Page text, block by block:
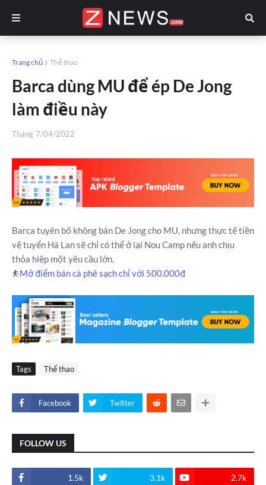
Trang chủ Thể thao
Barca dùng MU để ép De Jong
làm điều này
Tháng 7/04/2022
Barca tuyên bố không bán De Jong cho MU, nhưng thực tế tiền
vệ tuyển Hà Lan sẽ chỉ có thể ở lại Nou Camp nếu anh chịu
thỏa hiệp một yêu cầu lớn.
⛹️Mở điểm bán cà phê sạch chỉ với 500.000đ
Tags Thể thao
Facebook Twitter
FOLLOW US
1.5k 3.1k 2.7k